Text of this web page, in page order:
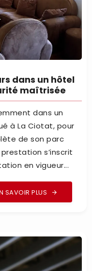
dans un hôtel
maîtrisée
dans un
à La Ciotat, pour
de son parc
s’inscrit
en vigueur...
SAVOIR PLUS